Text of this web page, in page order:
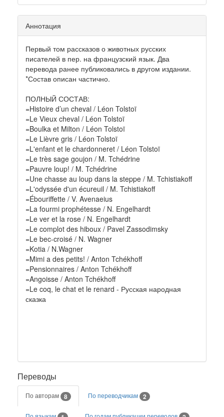
Аннотация
Первый том рассказов о животных русских
писателей в пер. на французский язык. Два
перевода ранее публиковались в другом издании.
*Состав описан частично.
ПОЛНЫЙ СОСТАВ:
=Histoire d’un cheval / Léon Tolstoï
=Le Vieux cheval / Léon Tolstoï
=Boulka et Milton / Léon Tolstoï
=Le Lièvre gris / Léon Tolstoï
=L'enfant et le chardonneret / Léon Tolstoï
=Le très sage goujon / M. Tchédrine
=Pauvre loup! / M. Tchédrine
=Une chasse au loup dans la steppe / M. Tchistiakoff
=L'odyssée d'un écureuil / M. Tchistiakoff
=Ébouriffette / V. Avenaeius
=La fourmi prophétesse / N. Engelhardt
=Le ver et la rose / N. Engelhardt
=Le complot des hiboux / Pavel Zassodimsky
=Le bec-croisé / N. Wagner
=Kotia / N.Wagner
=Mimi a des petits! / Anton Tchékhoff
=Pensionnaires / Anton Tchékhoff
=Angoisse / Anton Tchékhoff
=Le coq, le chat et le renard - Русская народная
сказка
Переводы
По авторам 8 По переводчикам 2